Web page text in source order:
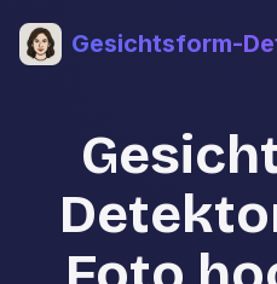
Gesichtsform-